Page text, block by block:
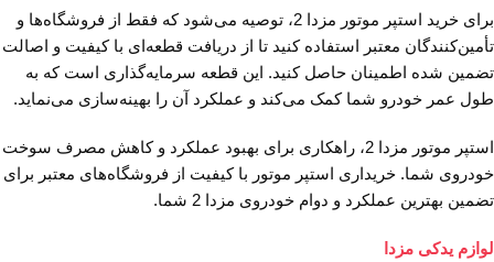
برای خرید استپر موتور مزدا 2، توصیه می‌شود که فقط از فروشگاه‌ها و
تأمین‌کنندگان معتبر استفاده کنید تا از دریافت قطعه‌ای با کیفیت و اصالت
تضمین شده اطمینان حاصل کنید. این قطعه سرمایه‌گذاری است که به
طول عمر خودرو شما کمک می‌کند و عملکرد آن را بهینه‌سازی می‌نماید.
استپر موتور مزدا 2، راهکاری برای بهبود عملکرد و کاهش مصرف سوخت
خودروی شما. خریداری استپر موتور با کیفیت از فروشگاه‌های معتبر برای
تضمین بهترین عملکرد و دوام خودروی مزدا 2 شما.
لوازم یدکی مزدا